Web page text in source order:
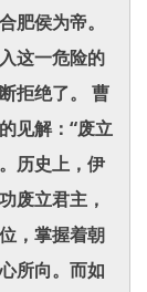
肥侯为帝。
这一危险的
拒绝了。 曹
见解：“废立
历史上，伊
废立君主，
，掌握着朝
所向。而如